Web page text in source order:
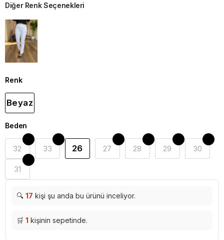
Diğer Renk Seçenekleri
Renk
Beyaz
Beden
32 33 26 27 28 29 30
31
🔍 17 kişi şu anda bu ürünü inceliyor.
🛒 1 kişinin sepetinde.